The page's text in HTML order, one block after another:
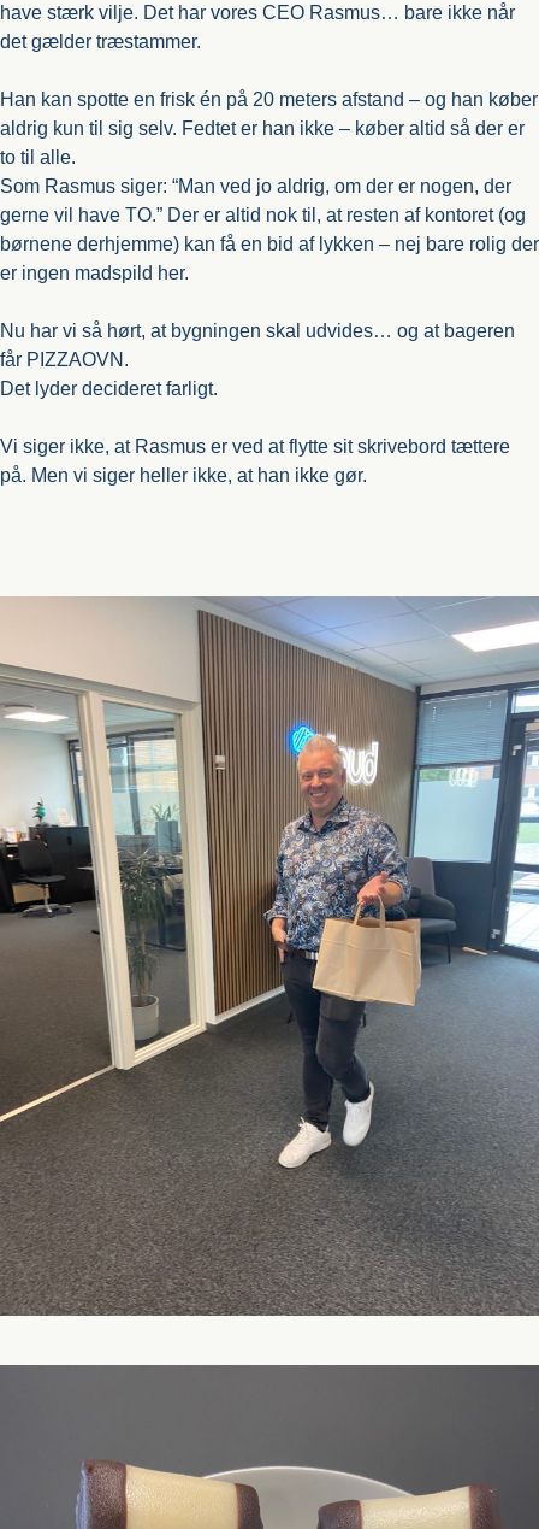
have stærk vilje. Det har vores CEO Rasmus… bare ikke når
det gælder træstammer.
Han kan spotte en frisk én på 20 meters afstand – og han køber
aldrig kun til sig selv. Fedtet er han ikke – køber altid så der er
to til alle.
Som Rasmus siger: “Man ved jo aldrig, om der er nogen, der
gerne vil have TO.” Der er altid nok til, at resten af kontoret (og
børnene derhjemme) kan få en bid af lykken – nej bare rolig der
er ingen madspild her.
Nu har vi så hørt, at bygningen skal udvides… og at bageren
får PIZZAOVN.
Det lyder decideret farligt.
Vi siger ikke, at Rasmus er ved at flytte sit skrivebord tættere
på. Men vi siger heller ikke, at han ikke gør.